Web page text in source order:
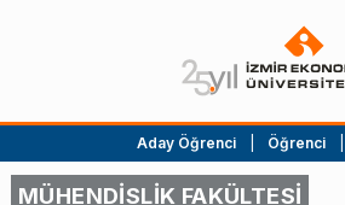
Aday Öğrenci Öğrenci
MÜHENDİSLİK FAKÜLTESİ